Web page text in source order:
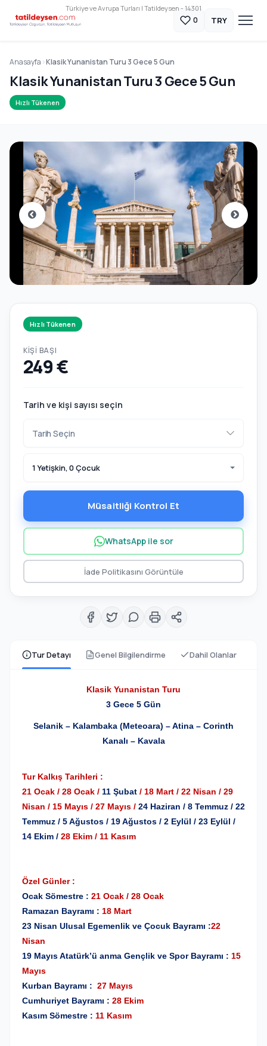
Türkiye ve Avrupa Turları | Tatildeysen - 14301
0 TRY
Anasayfa Klasik Yunanistan Turu 3 Gece 5 Gun
Klasik Yunanistan Turu 3 Gece 5 Gun
Hızlı Tükenen
Tur Detayı Genel Bilgilendirme Dahil Olanlar
Klasik Yunanistan Turu
3 Gece 5 Gün
Selanik – Kalambaka (Meteoara) – Atina – Corinth
Kanalı – Kavala
Tur Kalkış Tarihleri :
21 Ocak / 28 Ocak / 11 Şubat / 18 Mart / 22 Nisan / 29
Nisan / 15 Mayıs / 27 Mayıs / 24 Haziran / 8 Temmuz / 22
Temmuz / 5 Ağustos / 19 Ağustos / 2 Eylül / 23 Eylül /
14 Ekim / 28 Ekim / 11 Kasım
Özel Günler :
Ocak Sömestre : 21 Ocak / 28 Ocak
Ramazan Bayramı : 18 Mart
23 Nisan Ulusal Egemenlik ve Çocuk Bayramı :22
Nisan
19 Mayıs Atatürk’ü anma Gençlik ve Spor Bayramı : 15
Mayıs
Kurban Bayramı : 27 Mayıs
Cumhuriyet Bayramı : 28 Ekim
Kasım Sömestre : 11 Kasım
Hızlı Tükenen
KIŞI BAŞI
249 €
Tarih ve kişi sayısı seçin
1 Yetişkin, 0 Çocuk
Müsaitliği Kontrol Et
WhatsApp ile sor
İade Politikasını Görüntüle